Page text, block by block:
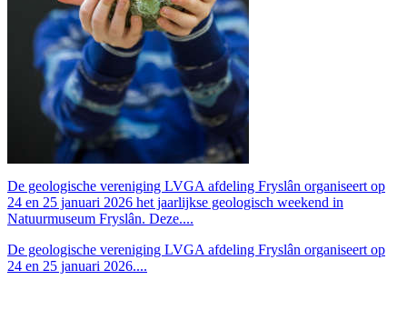
De geologische vereniging LVGA afdeling Fryslân organiseert op
24 en 25 januari 2026 het jaarlijkse geologisch weekend in
Natuurmuseum Fryslân. Deze....
De geologische vereniging LVGA afdeling Fryslân organiseert op
24 en 25 januari 2026....